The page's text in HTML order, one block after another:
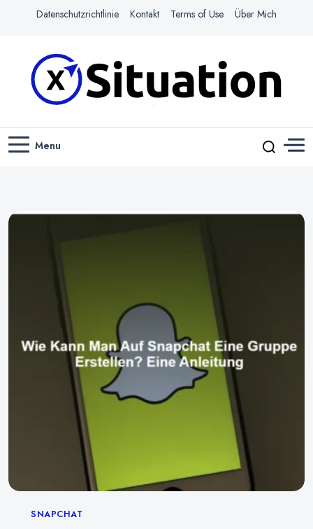
Datenschutzrichtlinie Kontakt Terms of Use Über Mich
X-SITUATION
Menu
Categories
SNAPCHAT